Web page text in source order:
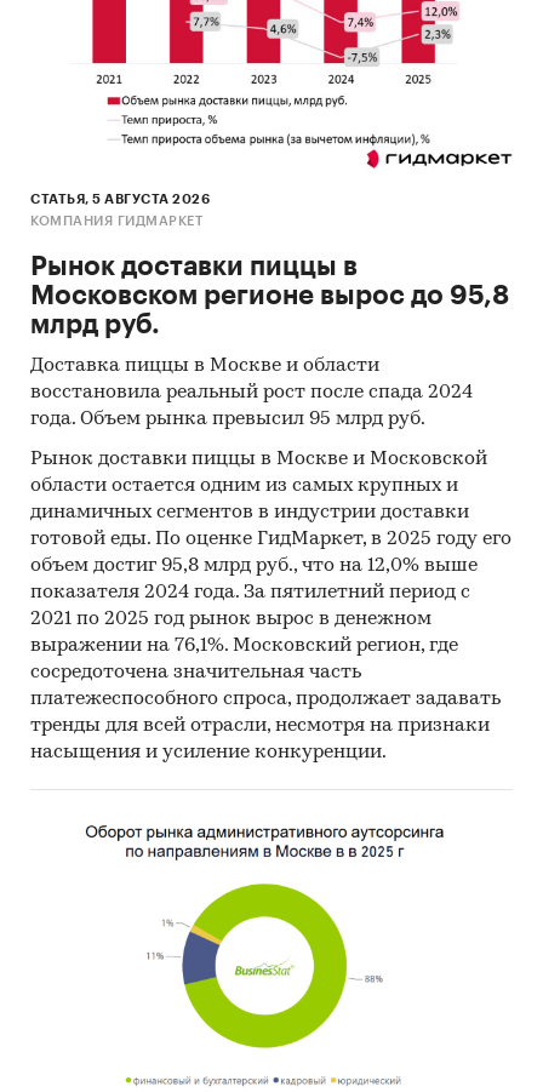
Данные налоговой службы РФ
Официальные интернет-порталы правовой
информации
Открытые источники (сайты, порталы)
Сайты компаний
Архивы СМИ
Региональные и федеральные СМИ
Инсайдерские источники
Специализированные аналитические
порталы
Методы:
Кабинетное исследование. Поиск и анализ
информации из различных источников,
проведение расчетов. Статистика и
аналитика
Прогноз ГидМаркет. Современные
статистические методы прогнозирования с
поправкой на мнение экспертов.
Отчет отражает мнение авторов и не является
инвестиционной рекомендацией
промышленность
/ Центральный федеральный округ
Центральный федеральный округ
Московская область
СТАТЬЯ, 5 АВГУСТА 2026
КОМПАНИЯ ГИДМАРКЕТ
Рынок доставки пиццы в
Московском регионе вырос до 95,8
млрд руб.
Доставка пиццы в Москве и области
восстановила реальный рост после спада 2024
года. Объем рынка превысил 95 млрд руб.
Рынок доставки пиццы в Москве и Московской
области остается одним из самых крупных и
динамичных сегментов в индустрии доставки
готовой еды. По оценке ГидМаркет, в 2025 году его
объем достиг 95,8 млрд руб., что на 12,0% выше
показателя 2024 года. За пятилетний период с
2021 по 2025 год рынок вырос в денежном
выражении на 76,1%. Московский регион, где
сосредоточена значительная часть
платежеспособного спроса, продолжает задавать
тренды для всей отрасли, несмотря на признаки
насыщения и усиление конкуренции.